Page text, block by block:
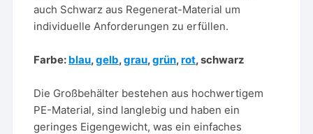
auch Schwarz aus Regenerat-Material um
individuelle Anforderungen zu erfüllen.
Farbe: blau,gelb,grau,grün,rot, schwarz
Die Großbehälter bestehen aus hochwertigem
PE-Material, sind langlebig und haben ein
geringes Eigengewicht, was ein einfaches